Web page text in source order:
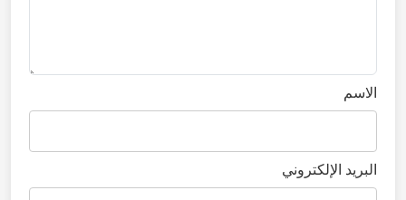
الاسم
البريد الإلكتروني